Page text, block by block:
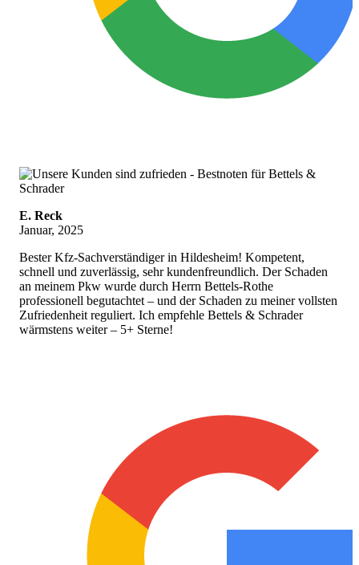
E. Reck
Januar, 2025
Bester Kfz-Sachverständiger in Hildesheim! Kompetent,
schnell und zuverlässig, sehr kundenfreundlich. Der Schaden
an meinem Pkw wurde durch Herrn Bettels-Rothe
professionell begutachtet – und der Schaden zu meiner vollsten
Zufriedenheit reguliert. Ich empfehle Bettels & Schrader
wärmstens weiter – 5+ Sterne!